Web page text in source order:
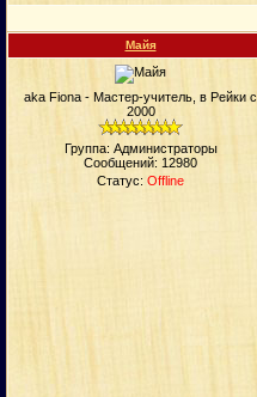
Майя
aka Fiona - Мастер-учитель, в Рейки с
2000
Группа: Администраторы
Сообщений: 12980
Статус: Offline